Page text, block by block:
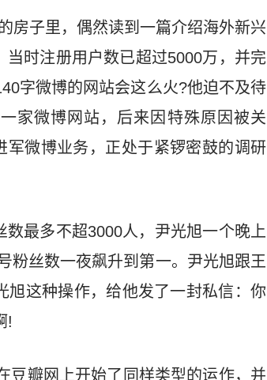
房子里，偶然读到一篇介绍海外新兴
时注册用户数已超过5000万，并完
字微博的网站会这么火?他迫不及待
家微博网站，后来因特殊原因被关
微博业务，正处于紧锣密鼓的调研
数最多不超3000人，尹光旭一个晚上
粉丝数一夜飙升到第一。尹光旭跟王
旭这种操作，给他发了一封私信：你
!
豆瓣网上开始了同样类型的运作，并